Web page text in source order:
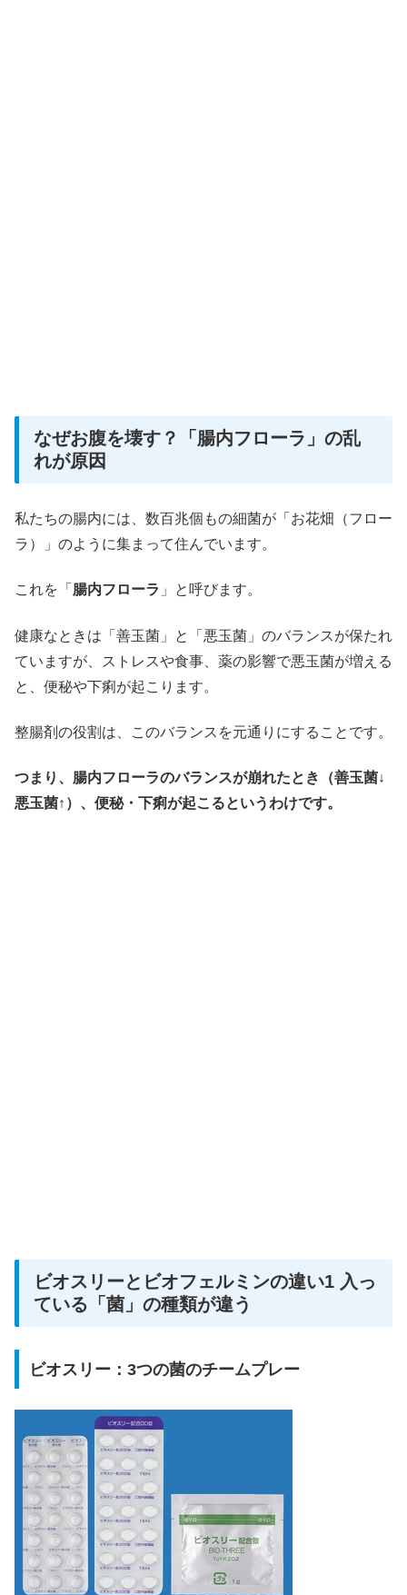
なぜお腹を壊す？「腸内フローラ」の乱
れが原因
私たちの腸内には、数百兆個もの細菌が「お花畑（フロー
ラ）」のように集まって住んでいます。
これを「 腸内フローラ 」と呼びます。
健康なときは「善玉菌」と「悪玉菌」のバランスが保たれ
ていますが、ストレスや食事、薬の影響で悪玉菌が増える
と、便秘や下痢が起こります。
整腸剤の役割は、このバランスを元通りにすることです。
つまり、腸内フローラのバランスが崩れたとき（善玉菌↓
悪玉菌↑）、便秘・下痢が起こるというわけです。
ビオスリーとビオフェルミンの違い1 入っ
ている「菌」の種類が違う
ビオスリー：3つの菌のチームプレー